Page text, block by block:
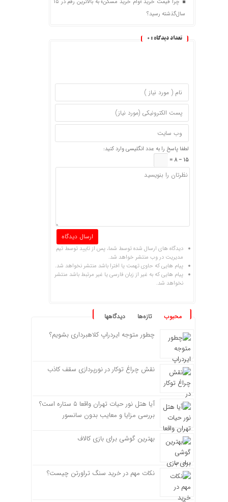
چرا قیمت خرید «وام خرید مسکن» به بالاترین رقم در ۱۵
سال‌گذشته رسید؟
تعداد دیدگاه : 0
لطفا پاسخ را به عدد انگلیسی وارد کنید:
15 − 8 =
دیدگاه های ارسال شده توسط شما، پس از تایید توسط تیم
مدیریت در وب منتشر خواهد شد.
پیام هایی که حاوی تهمت یا افترا باشد منتشر نخواهد شد.
پیام هایی که به غیر از زبان فارسی یا غیر مرتبط باشد منتشر
نخواهد شد.
محبوب تازه‌ها دیدگاهها
چطور متوجه ایردراپ کلاهبرداری بشویم؟
نقش چراغ توکار در نورپردازی سقف کاذب
آیا هتل نور حیات تهران واقعا ۵ ستاره است؟
بررسی مزایا و معایب بدون سانسور
بهترین گوشی برای بازی کالاف
نکات مهم در خرید سنگ تراورتن چیست؟